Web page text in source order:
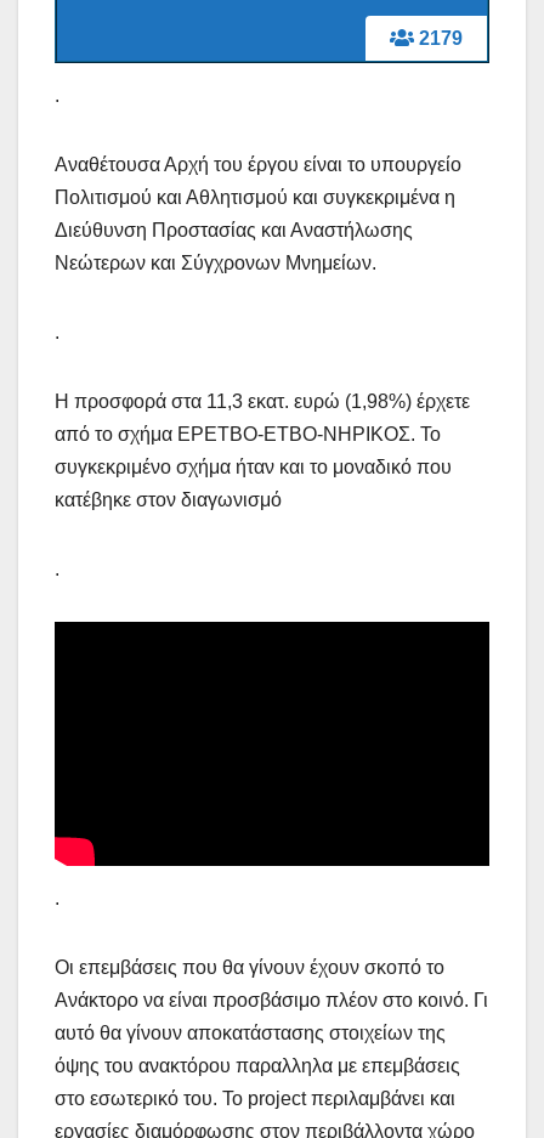
2179
.
Αναθέτουσα Αρχή του έργου είναι το υπουργείο
Πολιτισμού και Αθλητισμού και συγκεκριμένα η
Διεύθυνση Προστασίας και Αναστήλωσης
Νεώτερων και Σύγχρονων Μνημείων.
.
Η προσφορά στα 11,3 εκατ. ευρώ (1,98%) έρχετε
από το σχήμα ΕΡΕΤΒΟ-ΕΤΒΟ-ΝΗΡΙΚΟΣ. Το
συγκεκριμένο σχήμα ήταν και το μοναδικό που
κατέβηκε στον διαγωνισμό
.
.
Οι επεμβάσεις που θα γίνουν έχουν σκοπό το
Ανάκτορο να είναι προσβάσιμο πλέον στο κοινό. Γι
αυτό θα γίνουν αποκατάστασης στοιχείων της
όψης του ανακτόρου παραλληλα με επεμβάσεις
στο εσωτερικό του. Το project περιλαμβάνει και
εργασίες διαμόρφωσης στον περιβάλλοντα χώρο